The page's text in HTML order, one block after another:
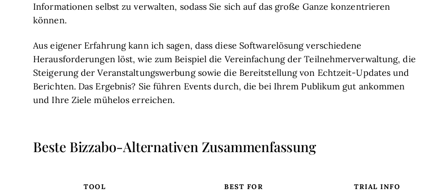
Informationen selbst zu verwalten, sodass Sie sich auf das große Ganze konzentrieren
können.
Aus eigener Erfahrung kann ich sagen, dass diese Softwarelösung verschiedene
Herausforderungen löst, wie zum Beispiel die Vereinfachung der Teilnehmerverwaltung, die
Steigerung der Veranstaltungswerbung sowie die Bereitstellung von Echtzeit-Updates und
Berichten. Das Ergebnis? Sie führen Events durch, die bei Ihrem Publikum gut ankommen
und Ihre Ziele mühelos erreichen.
Beste Bizzabo-Alternativen Zusammenfassung
TOOL BEST FOR TRIAL INFO